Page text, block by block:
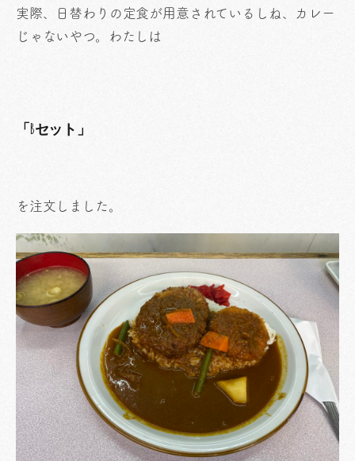
実際、日替わりの定食が用意されているしね、カレー
じゃないやつ。わたしは
「Bセット」
を注文しました。